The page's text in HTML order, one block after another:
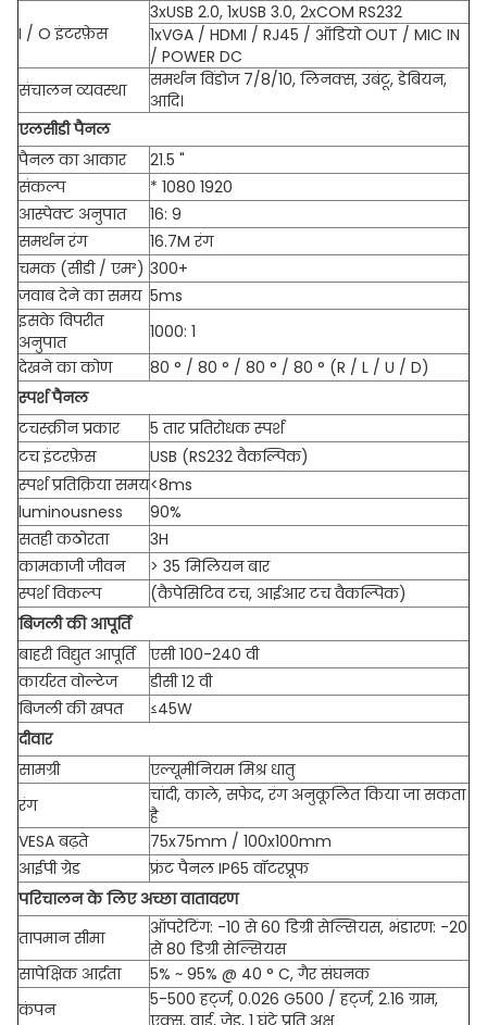
I / O इंटरफ़ेस
3xUSB 2.0, 1xUSB 3.0, 2xCOM RS232
1xVGA / HDMI / RJ45 / ऑडियो OUT / MIC IN
/ POWER DC
संचालन व्यवस्था
समर्थन विंडोज 7/8/10, लिनक्स, उबंटू, डेबियन,
आदि।
एलसीडी पैनल
पैनल का आकार
21.5 "
संकल्प
* 1080 1920
आस्पेक्ट अनुपात
16: 9
समर्थन रंग
16.7M रंग
चमक (सीडी / एम²) 300+
जवाब देने का समय 5ms
इसके विपरीत
अनुपात
1000: 1
देखने का कोण
80 ° / 80 ° / 80 ° / 80 ° (R / L / U / D)
स्पर्श पैनल
टचस्क्रीन प्रकार
5 तार प्रतिरोधक स्पर्श
टच इंटरफ़ेस
USB (RS232 वैकल्पिक)
स्पर्श प्रतिक्रिया समय<8ms
luminousness
90%
सतही कठोरता
3H
कामकाजी जीवन
> 35 मिलियन बार
स्पर्श विकल्प
(कैपेसिटिव टच, आईआर टच वैकल्पिक)
बिजली की आपूर्ति
बाहरी विद्युत आपूर्ति
एसी 100-240 वी
कार्यरत वोल्टेज
डीसी 12 वी
बिजली की खपत
≤45W
दीवार
सामग्री
एल्यूमीनियम मिश्र धातु
रंग
चांदी, काले, सफेद, रंग अनुकूलित किया जा सकता
है
VESA बढ़ते
75x75mm / 100x100mm
आईपी ​​ग्रेड
फ्रंट पैनल IP65 वॉटरप्रूफ
परिचालन के लिए अच्छा वातावरण
तापमान सीमा
ऑपरेटिंग: -10 से 60 डिग्री सेल्सियस, भंडारण: -20
से 80 डिग्री सेल्सियस
सापेक्षिक आर्द्रता
5% ~ 95% @ 40 ° C, गैर संघनक
कंपन
5-500 हर्ट्ज, 0.026 G500 / हर्ट्ज, 2.16 ग्राम,